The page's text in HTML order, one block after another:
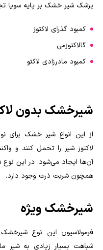
پزشک شیر خشک بر پایه سویا
کمبود گذرای لاکتوز
گالاکتوزمی
کمبود مادرزادی لاکتو
شیرخشک بدون
از این انواع شیر خشک برای
لاکتوز شیر را تحمل کنند و
آن‌ها ایجاد می‌شود. در این
همچون شربت ذرت وجود دارد.
شیرخشک ویژه
فرمولاسیون این نوع
شباهت بسیار زیادی به شیر